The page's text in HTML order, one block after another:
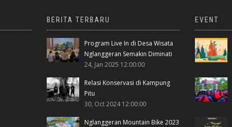
BERITA TERBARU
Program Live In di Desa Wisata
Nglanggeran Semakin Diminati
24, Jan 2025 12:00:00
Relasi Konservasi di Kampung
Pitu
30, Oct 2024 12:00:00
Nglanggeran Mountain Bike 2023
EVENT